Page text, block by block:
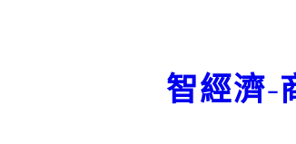
智經濟-